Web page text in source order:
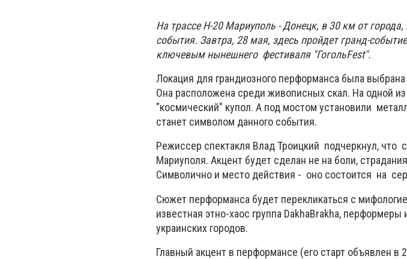
На трассе Н-20 Мариуполь - Донецк, в 30 км от
события. Завтра, 28 мая, здесь пройдет гранд-
ключевым нынешнего фестиваля "ГогольFest".
Локация для грандиозного перформанса была
Она расположена среди живописных скал. На одной
"космический" купол. А под мостом установили
станет символом данного события.
Режиссер спектакля Влад Троицкий подчеркнул, что
Мариуполя. Акцент будет сделан не на боли,
Символично и место действия - оно состоится на
Сюжет перформанса будет перекликаться с
известная этно-хаос группа DakhaBrakha,
украинских городов.
Главный акцент в перформансе (его старт объявлен